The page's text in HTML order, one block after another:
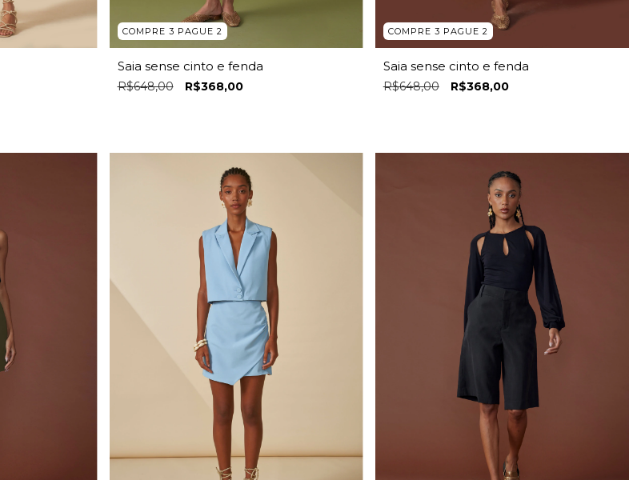
COMPRE 3 PAGUE 2
Saia sense cinto e fenda
R$648,00 R$368,00
COMPRE 3 PAGUE 2
Saia sense cinto e fenda
R$648,00 R$368,00